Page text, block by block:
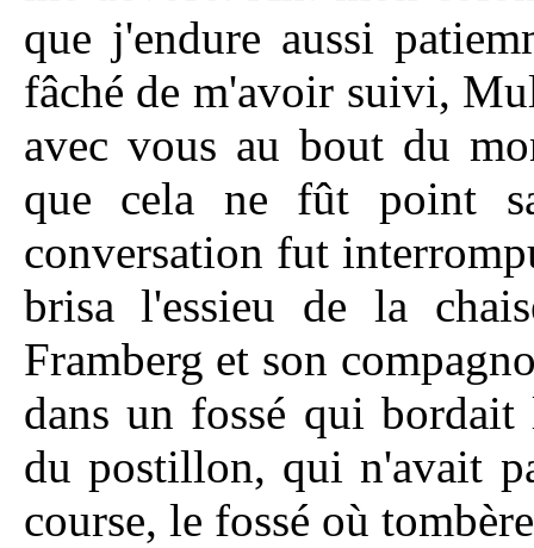
que j'endure aussi
fâché de m'avoir suivi,
avec vous au bout du
que cela ne fût point
conversation fut
brisa l'essieu de la
Framberg et son
dans un fossé qui
du postillon, qui n'avait
course, le fossé où